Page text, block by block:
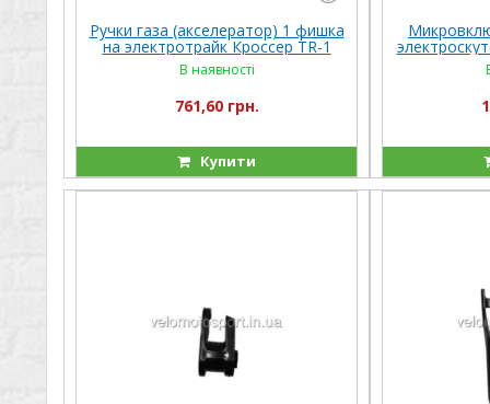
Ручки газа (акселератор) 1 фишка
на электротрайк Кроссер TR-1
В наявності
761,60 грн.
Купити